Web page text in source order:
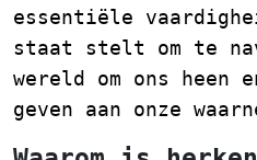
essentiële
staat stelt om te
wereld om ons heen
geven aan onze